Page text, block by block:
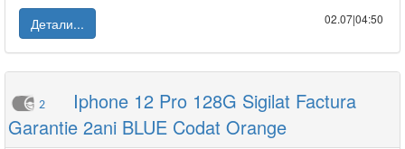
Детали...
02.07|04:50
2
Iphone 12 Pro 128G Sigilat Factura
Garantie 2ani BLUE Codat Orange